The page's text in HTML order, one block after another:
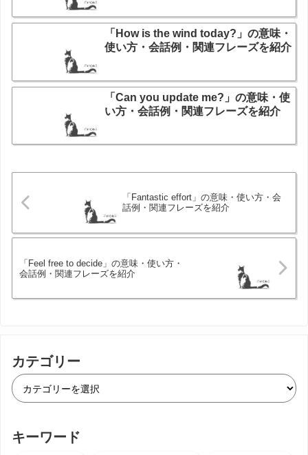
「How is the wind today?」の意味・
使い方・会話例・関連フレーズを紹介
「Can you update me?」の意味・使
い方・会話例・関連フレーズを紹介
「Fantastic effort」の意味・使い方・会
話例・関連フレーズを紹介
「Feel free to decide」の意味・使い方・
会話例・関連フレーズを紹介
カテゴリー
キーワード